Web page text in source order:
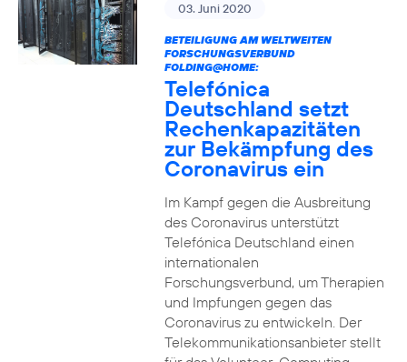
03. Juni 2020
BETEILIGUNG AM WELTWEITEN
FORSCHUNGSVERBUND
FOLDING@HOME:
Telefónica
Deutschland setzt
Rechenkapazitäten
zur Bekämpfung des
Coronavirus ein
Im Kampf gegen die Ausbreitung
des Coronavirus unterstützt
Telefónica Deutschland einen
internationalen
Forschungsverbund, um Therapien
und Impfungen gegen das
Coronavirus zu entwickeln. Der
Telekommunikationsanbieter stellt